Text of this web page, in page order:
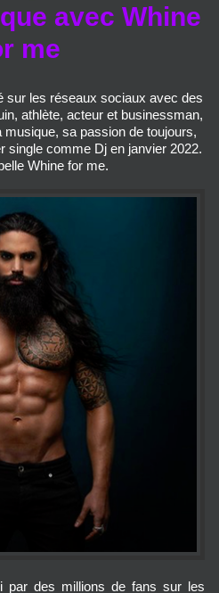
avec Whine
me
sur les réseaux sociaux avec des
athlète, acteur et businessman,
sa passion de toujours,
single comme Dj en janvier 2022.
Whine for me.